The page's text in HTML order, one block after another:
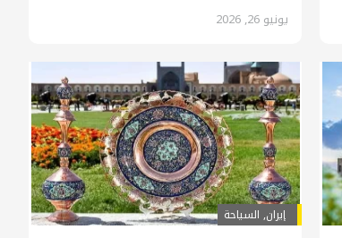
يونيو 26, 2026
إيران, السياحة